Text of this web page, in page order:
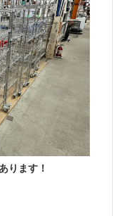
ります！